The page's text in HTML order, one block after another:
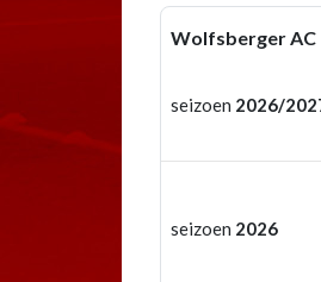
Wolfsberger AC
seizoen 2026/
seizoen 2026